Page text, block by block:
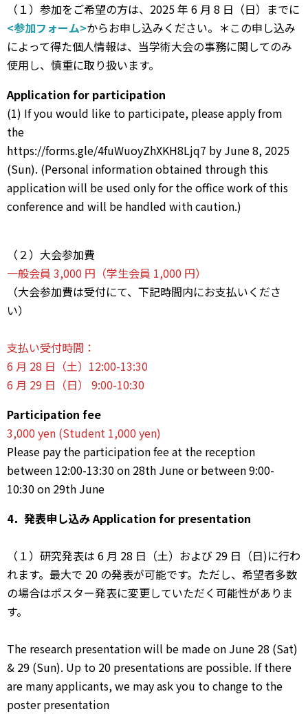
（１）参加をご希望の⽅は、2025 年 6 ⽉ 8 ⽇（⽇）までに
<参加フォーム>からお申し込みください。＊この申し込み
によって得た個⼈情報は、当学術⼤会の事務に関してのみ
使⽤し、慎重に取り扱います。
Application for participation
(1) If you would like to participate, please apply from
the
https://forms.gle/4fuWuoyZhXKH8Ljq7 by June 8, 2025
(Sun). (Personal information obtained through this
application will be used only for the office work of this
conference and will be handled with caution.)
（２）⼤会参加費
⼀般会員 3,000 円（学⽣会員 1,000 円）
（⼤会参加費は受付にて、下記時間内にお⽀払いくださ
い）
⽀払い受付時間：
6 ⽉ 28 ⽇（⼟）12:00-13:30
6 ⽉ 29 ⽇（⽇） 9:00-10:30
Participation fee
3,000 yen (Student 1,000 yen)
Please pay the participation fee at the reception
between 12:00-13:30 on 28th June or between 9:00-
10:30 on 29th June
4．発表申し込みApplication for presentation
（１）研究発表は 6 ⽉ 28 ⽇（⼟）および 29 ⽇（⽇)に⾏わ
れます。最⼤で 20 の発表が可能です。ただし、希望者多数
の場合はポスター発表に変更していただく可能性がありま
す。
The research presentation will be made on June 28 (Sat)
& 29 (Sun). Up to 20 presentations are possible. If there
are many applicants, we may ask you to change to the
poster presentation